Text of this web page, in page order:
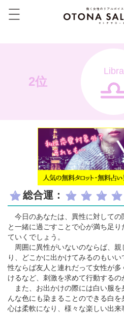
2位
Libra
総合運：
今日のあなたは、異性に対しての
と一緒に過ごすことで心が満ち足
ていくでしょう。
周囲に異性がいないのならば、親
り、どこかに出かけてみるのもい
性ならば友人と連れだって女性が
けるなど、刺激を求めて行動するの
また、お出かけの際には白い服を
んな色にも染まることのできる白
心は柔軟になり、様々な楽しい出